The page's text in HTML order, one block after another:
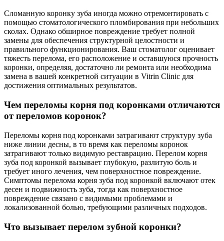
Сломанную коронку зуба иногда можно отремонтировать с
помощью стоматологического пломбирования при небольших
сколах. Однако обширное повреждение требует полной
замены для обеспечения структурной целостности и
правильного функционирования. Ваш стоматолог оценивает
тяжесть перелома, его расположение и оставшуюся прочность
коронки, определяя, достаточно ли ремонта или необходима
замена в вашей конкретной ситуации в Vitrin Clinic для
достижения оптимальных результатов.
Чем переломы корня под коронками отличаются
от переломов коронок?
Переломы корня под коронками затрагивают структуру зуба
ниже линии десны, в то время как переломы коронок
затрагивают только видимую реставрацию. Перелом корня
зуба под коронкой вызывает глубокую, разлитую боль и
требует иного лечения, чем поверхностное повреждение.
Симптомы перелома корня зуба под коронкой включают отек
десен и подвижность зуба, тогда как поверхностное
повреждение связано с видимыми проблемами и
локализованной болью, требующими различных подходов.
Что вызывает перелом зубной коронки?